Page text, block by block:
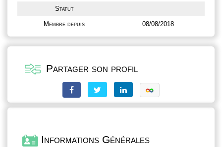
Statut
Membre depuis 08/08/2018
Partager son profil
Informations Générales